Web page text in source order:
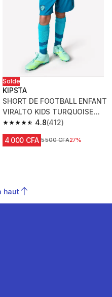
Solde
KIPSTA
SHORT DE FOOTBALL ENFANT
VIRALTO KIDS TURQUOISE
BANDE VERTE
4.8
4.8 out of 5 stars from 412
(412)
4 000 CFA Prix avant réduction
5 500 CFA27%
haut